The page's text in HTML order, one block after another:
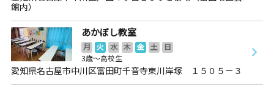
館内）
あかぼし教室
月 火 水 木 金 土
日
3歳～高校生
愛知県名古屋市中川区富田町千音寺東川岸塚 １５０５－３